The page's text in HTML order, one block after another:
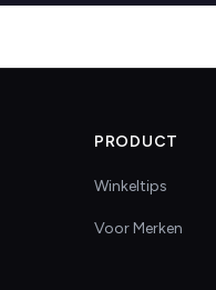
PRODUCT
Winkeltips
Voor Merken